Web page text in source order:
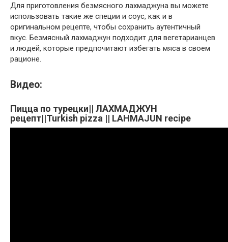
Для приготовления безмясного лахмаджуна вы можете
использовать такие же специи и соус, как и в
оригинальном рецепте, чтобы сохранить аутентичный
вкус. Безмясный лахмаджун подходит для вегетарианцев
и людей, которые предпочитают избегать мяса в своем
рационе.
Видео:
Пицца по турецки|| ЛАХМАДЖУН
рецепт||Turkish pizza || LAHMAJUN recipe